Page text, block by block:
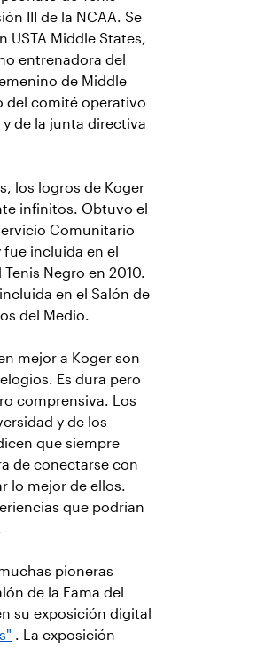
III de la NCAA. Se
USTA Middle States,
entrenadora del
de Middle
del comité operativo
y de la junta directiva
los logros de Koger
infinitos. Obtuvo el
Comunitario
fue incluida en el
Negro en 2010.
en el Salón de
del Medio.
mejor a Koger son
Es dura pero
comprensiva. Los
y de los
que siempre
de conectarse con
lo mejor de ellos.
que podrían
pioneras
de la Fama del
su exposición digital
. La exposición